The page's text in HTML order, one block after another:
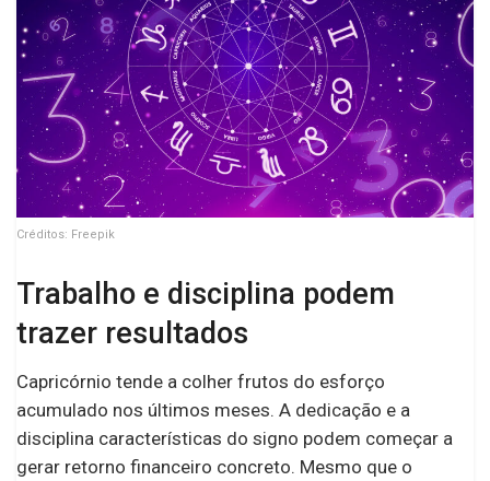
Créditos: Freepik
Trabalho e disciplina podem
trazer resultados
Capricórnio tende a colher frutos do esforço
acumulado nos últimos meses. A dedicação e a
disciplina características do signo podem começar a
gerar retorno financeiro concreto. Mesmo que o